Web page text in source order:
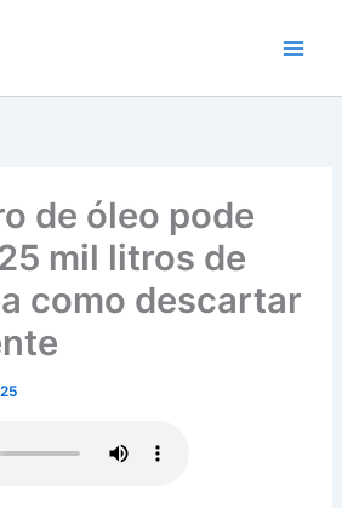
de óleo pode
mil litros de
como descartar